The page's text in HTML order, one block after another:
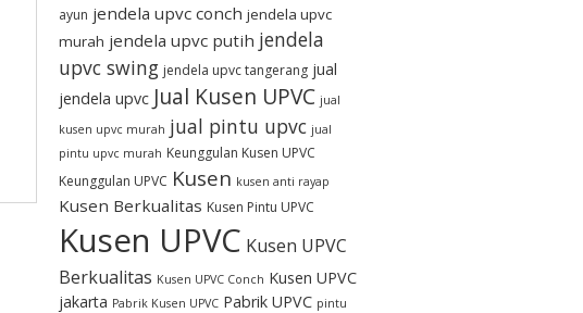
ayun jendela upvc conch jendela upvc
murah jendela upvc putih jendela
upvc swing jendela upvc tangerang jual
jendela upvc Jual Kusen UPVC jual
kusen upvc murah jual pintu upvc jual
pintu upvc murah Keunggulan Kusen UPVC
Keunggulan UPVC Kusen kusen anti rayap
Kusen Berkualitas Kusen Pintu UPVC
Kusen UPVC Kusen UPVC
Berkualitas Kusen UPVC Conch Kusen UPVC
jakarta Pabrik Kusen UPVC Pabrik UPVC pintu